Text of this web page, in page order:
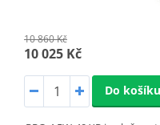
10 860 Kč
10 025 Kč
Do košíku